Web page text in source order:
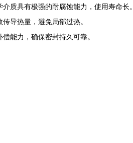
质具有极强的耐腐蚀能力，使用寿命长。
导热量，避免局部过热。
能力，确保密封持久可靠。